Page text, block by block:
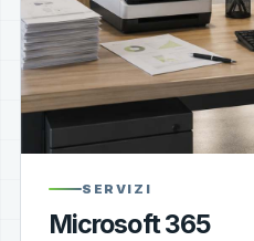
SERVIZI
Microsoft 365